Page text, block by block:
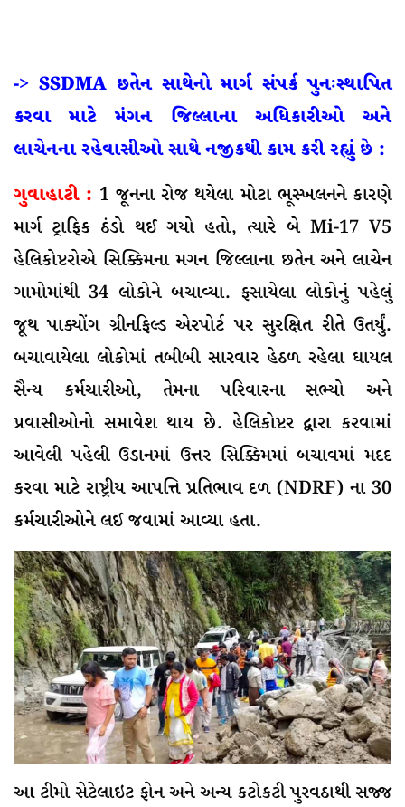
-> SSDMA છતેન સાથેનો માર્ગ સંપર્ક પુનઃસ્થાપિત
કરવા માટે મંગન જિલ્લાના અધિકારીઓ અને
લાચેનના રહેવાસીઓ સાથે નજીકથી કામ કરી રહ્યું છે :
ગુવાહાટી : 1 જૂનના રોજ થયેલા મોટા ભૂસ્ખલનને કારણે
માર્ગ ટ્રાફિક ઠંડો થઈ ગયો હતો, ત્યારે બે Mi-17 V5
હેલિકોપ્ટરોએ સિક્કિમના મગન જિલ્લાના છતેન અને લાચેન
ગામોમાંથી 34 લોકોને બચાવ્યા. ફસાયેલા લોકોનું પહેલું
જૂથ પાક્યોંગ ગ્રીનફિલ્ડ એરપોર્ટ પર સુરક્ષિત રીતે ઉતર્યું.
બચાવાયેલા લોકોમાં તબીબી સારવાર હેઠળ રહેલા ઘાયલ
સૈન્ય કર્મચારીઓ, તેમના પરિવારના સભ્યો અને
પ્રવાસીઓનો સમાવેશ થાય છે. હેલિકોપ્ટર દ્વારા કરવામાં
આવેલી પહેલી ઉડાનમાં ઉત્તર સિક્કિમમાં બચાવમાં મદદ
કરવા માટે રાષ્ટ્રીય આપત્તિ પ્રતિભાવ દળ (NDRF) ના 30
કર્મચારીઓને લઈ જવામાં આવ્યા હતા.
આ ટીમો સેટેલાઇટ ફોન અને અન્ય કટોકટી પુરવઠાથી સજ્જ